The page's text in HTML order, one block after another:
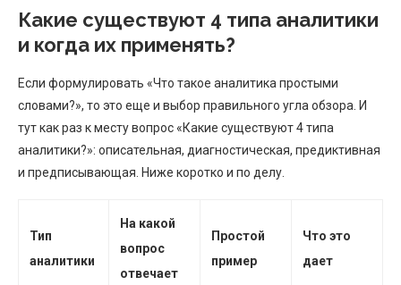
Какие существуют 4 типа аналитики
и когда их применять?
Если формулировать «Что такое аналитика простыми
словами?», то это еще и выбор правильного угла обзора. И
тут как раз к месту вопрос «Какие существуют 4 типа
аналитики?»: описательная, диагностическая, предиктивная
и предписывающая. Ниже коротко и по делу.
Тип
аналитики
На какой
вопрос
отвечает
Простой
пример
Что это
дает